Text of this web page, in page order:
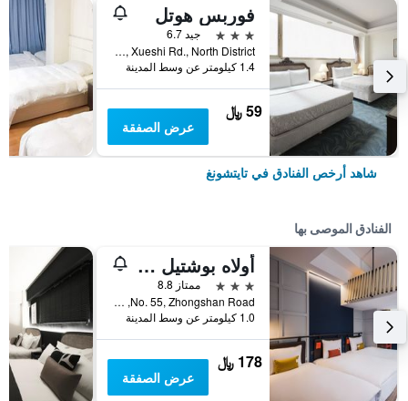
فوربس هوتل
3 نجوم
جيد 6.7
No.181, Xueshi Rd., North District, تايتشونغ, تايوان
1.4 كيلومتر عن وسط المدينة
59 ﷼
عرض الصفقة
شاهد أرخص الفنادق في تايتشونغ
الفنادق الموصى بها
أولاه بوشتيل - تايتشونج ستيشن
3 نجوم
ممتاز 8.8
No. 55, Zhongshan Road, تايتشونغ, تايوان
1.0 كيلومتر عن وسط المدينة
178 ﷼
عرض الصفقة